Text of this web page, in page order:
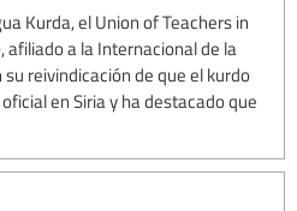
Kurda, el Union of Teachers in
afiliado a la Internacional de la
su reivindicación de que el kurdo
en Siria y ha destacado que